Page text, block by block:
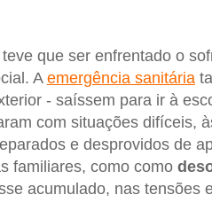
que ser enfrentado o
A emergência sanitária
- saíssem para ir à
com situações difíceis,
e desprovidos de
familiares, como como
acumulado, nas tensões